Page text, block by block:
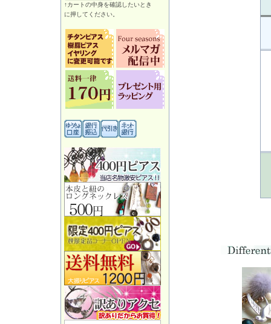
↑カートの中身を確認したいとき
に押してください。